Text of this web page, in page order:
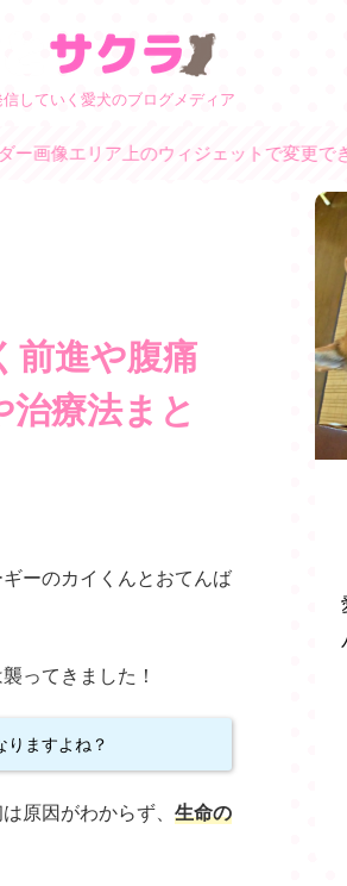
していく愛犬のブログメディア
上のウィジェットで変更できます
前進や腹痛
療法まと
ーのカイくんとおてんば
ってきました！
りますよね？
原因がわからず、 生命の